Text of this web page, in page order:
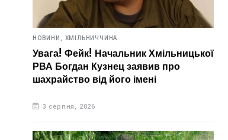
НОВИНИ, ХМІЛЬНИЧЧИНА
Увага! Фейк! Начальник Хмільницької
РВА Богдан Кузнец заявив про
шахрайство від його імені
3 серпня, 2026